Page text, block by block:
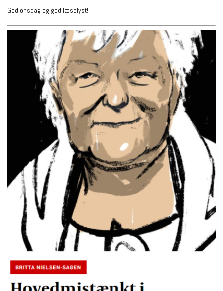
God onsdag og god læselyst!